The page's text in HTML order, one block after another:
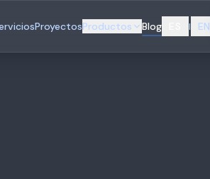
ProyectosProductos Blog | EN